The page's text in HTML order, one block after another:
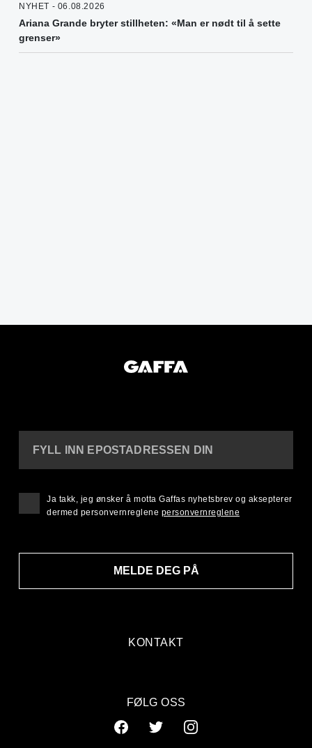
NYHET - 06.08.2026
Ariana Grande bryter stillheten: «Man er nødt til å sette
grenser»
KONTAKT
FYLL INN EPOSTADRESSEN DIN
MELDE DEG PÅ
Ja takk, jeg ønsker å motta Gaffas nyhetsbrev og aksepterer
dermed personvernreglene personvernreglene
FØLG OSS